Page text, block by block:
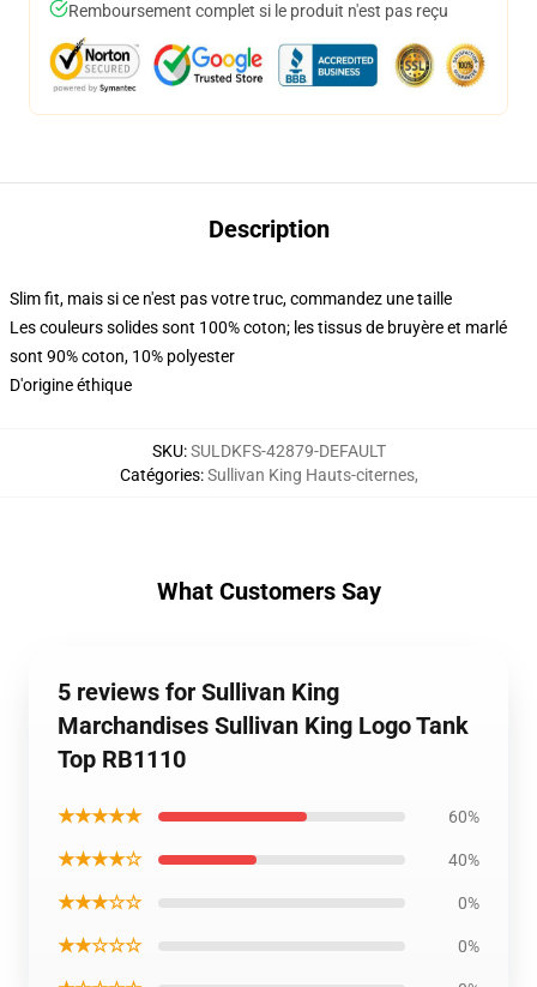
Remboursement complet si le produit n'est pas reçu
Description
Slim fit, mais si ce n'est pas votre truc, commandez une taille
Les couleurs solides sont 100% coton; les tissus de bruyère et marlé
sont 90% coton, 10% polyester
D'origine éthique
SKU:SULDKFS-42879-DEFAULT
Catégories:Sullivan King Hauts-citernes,
What Customers Say
5 reviews for Sullivan King
Marchandises Sullivan King Logo Tank
Top RB1110
★★★★★ 60%
★★★★☆ 40%
★★★☆☆ 0%
★★☆☆☆ 0%